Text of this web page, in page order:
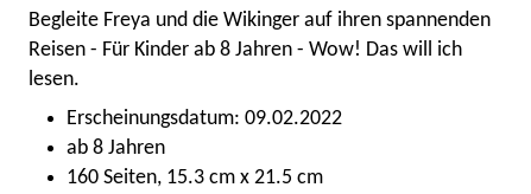
Begleite Freya und die Wikinger auf ihren spannenden
Reisen - Für Kinder ab 8 Jahren - Wow! Das will ich
lesen.
Erscheinungsdatum: 09.02.2022
ab 8 Jahren
160 Seiten, 15.3 cm x 21.5 cm